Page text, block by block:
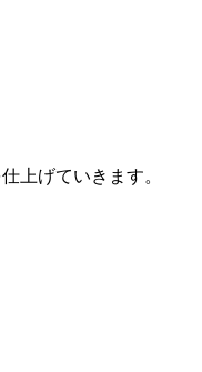
上げていきます。